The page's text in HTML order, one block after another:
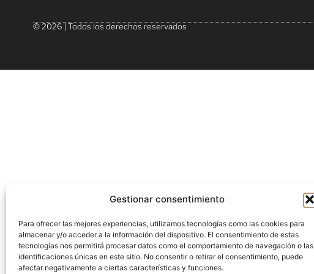
Gestionar consentimiento
Para ofrecer las mejores experiencias, utilizamos tecnologías como las cookies para
almacenar y/o acceder a la información del dispositivo. El consentimiento de estas
tecnologías nos permitirá procesar datos como el comportamiento de navegación o las
identificaciones únicas en este sitio. No consentir o retirar el consentimiento, puede
afectar negativamente a ciertas características y funciones.
© 2026 | Todos los derechos reservados